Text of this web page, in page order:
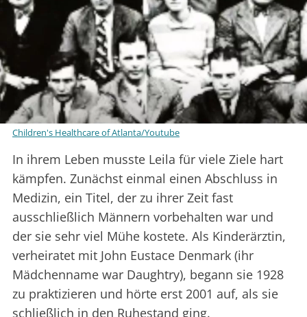
Children's Healthcare of Atlanta/Youtube
In ihrem Leben musste Leila für viele Ziele hart
kämpfen. Zunächst einmal einen Abschluss in
Medizin, ein Titel, der zu ihrer Zeit fast
ausschließlich Männern vorbehalten war und
der sie sehr viel Mühe kostete. Als Kinderärztin,
verheiratet mit John Eustace Denmark (ihr
Mädchenname war Daughtry), begann sie 1928
zu praktizieren und hörte erst 2001 auf, als sie
schließlich in den Ruhestand ging.